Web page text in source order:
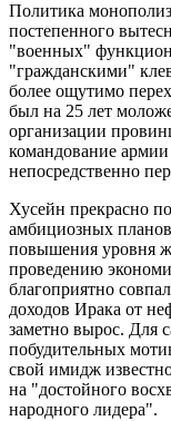
Политика
постепенного
"военных"
"гражданскими"
более ощутимо
был на 25 лет
организации
командование
непосредственно
Хусейн прекрасно
амбициозных
повышения уровня
проведению
благоприятно
доходов Ирака от
заметно вырос. Для
побудительных
свой имидж
на "достойного
народного лидера".